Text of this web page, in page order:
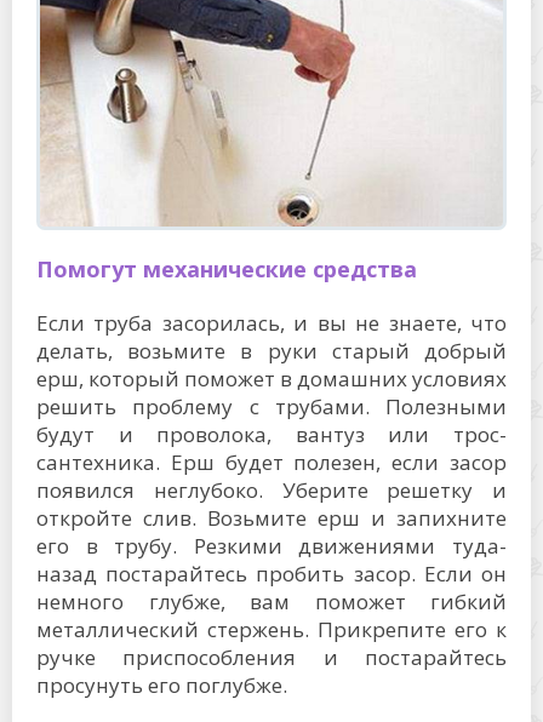
Помогут механические средства
Если труба засорилась, и вы не знаете, что
делать, возьмите в руки старый добрый
ерш, который поможет в домашних условиях
решить проблему с трубами. Полезными
будут и проволока, вантуз или трос-
сантехника. Ерш будет полезен, если засор
появился неглубоко. Уберите решетку и
откройте слив. Возьмите ерш и запихните
его в трубу. Резкими движениями туда-
назад постарайтесь пробить засор. Если он
немного глубже, вам поможет гибкий
металлический стержень. Прикрепите его к
ручке приспособления и постарайтесь
просунуть его поглубже.